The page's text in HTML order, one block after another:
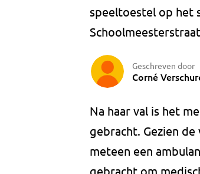
speeltoestel op het
Geschreven door
Corné
Na haar val is het
gebracht. Gezien
meteen een
gebracht om